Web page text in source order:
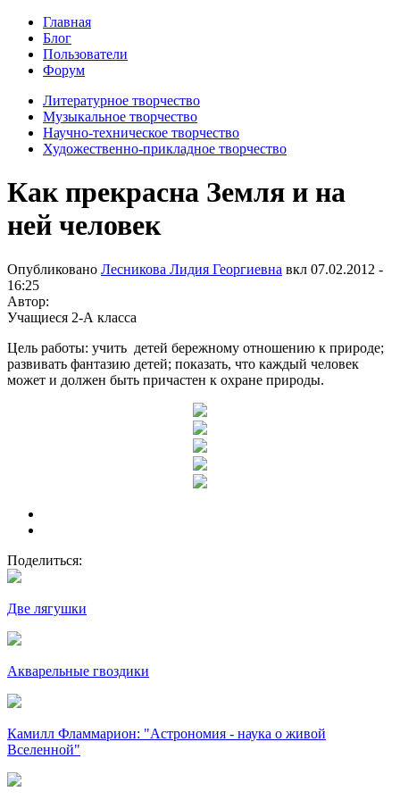
Главная
Блог
Пользователи
Форум
Литературное творчество
Музыкальное творчество
Научно-техническое творчество
Художественно-прикладное творчество
Как прекрасна Земля и на
ней человек
Опубликовано Лесникова Лидия Георгиевна вкл 07.02.2012 -
16:25
Автор:
Учащиеся 2-А класса
Цель работы: учить детей бережному отношению к природе;
развивать фантазию детей; показать, что каждый человек
может и должен быть причастен к охране природы.
Поделиться:
Две лягушки
Акварельные гвоздики
Камилл Фламмарион: "Астрономия - наука о живой
Вселенной"